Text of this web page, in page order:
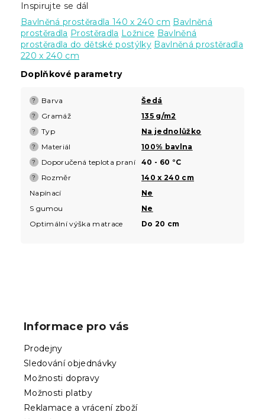
Inspirujte se dál
Bavlněná prostěradla 140 x 240 cm Bavlněná
prostěradla Prostěradla Ložnice Bavlněná
prostěradla do dětské postýlky Bavlněná prostěradla
220 x 240 cm
Doplňkové parametry
? Barva Šedá
? Gramáž 135 g/m2
? Typ Na jednolůžko
? Materiál 100% bavlna
? Doporučená teplota praní 40 - 60 °C
? Rozměr
140 x 240 cm
Napínací
Ne
S gumou
Ne
Optimální výška matrace
Do 20 cm
Informace pro vás
Prodejny
Sledování objednávky
Možnosti dopravy
Možnosti platby
Reklamace a vrácení zboží